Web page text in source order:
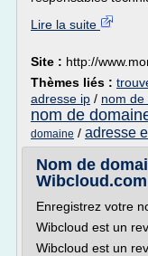
Lire la suite
Site : http://
Thèmes liés :
adresse ip / nom
nom de
domaine / adresse
Nom de
Wibcloud.com
Enregistrez votre
Wibcloud est un
Wibcloud est un